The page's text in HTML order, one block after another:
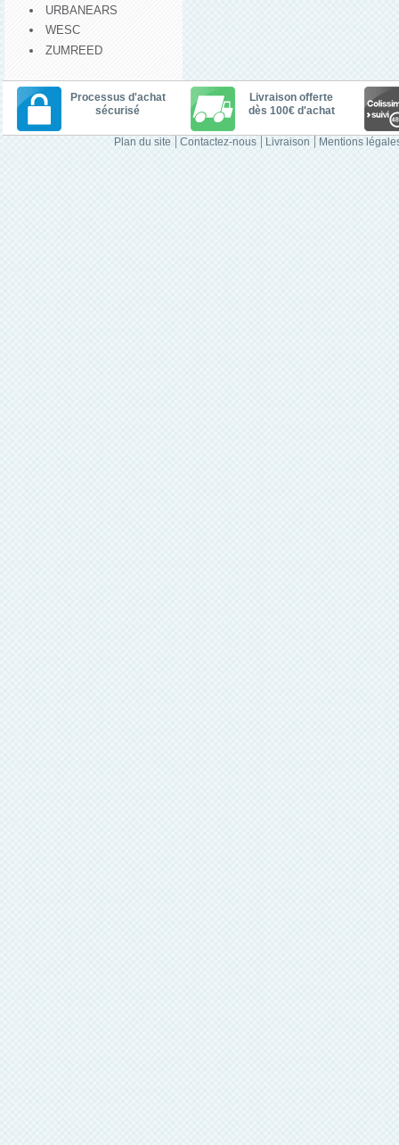
URBANEARS
WESC
ZUMREED
Processus d'achat
sécurisé
Livraison offerte
dès 100€ d'achat
Plan du site Contactez-nous Livraison Mentions